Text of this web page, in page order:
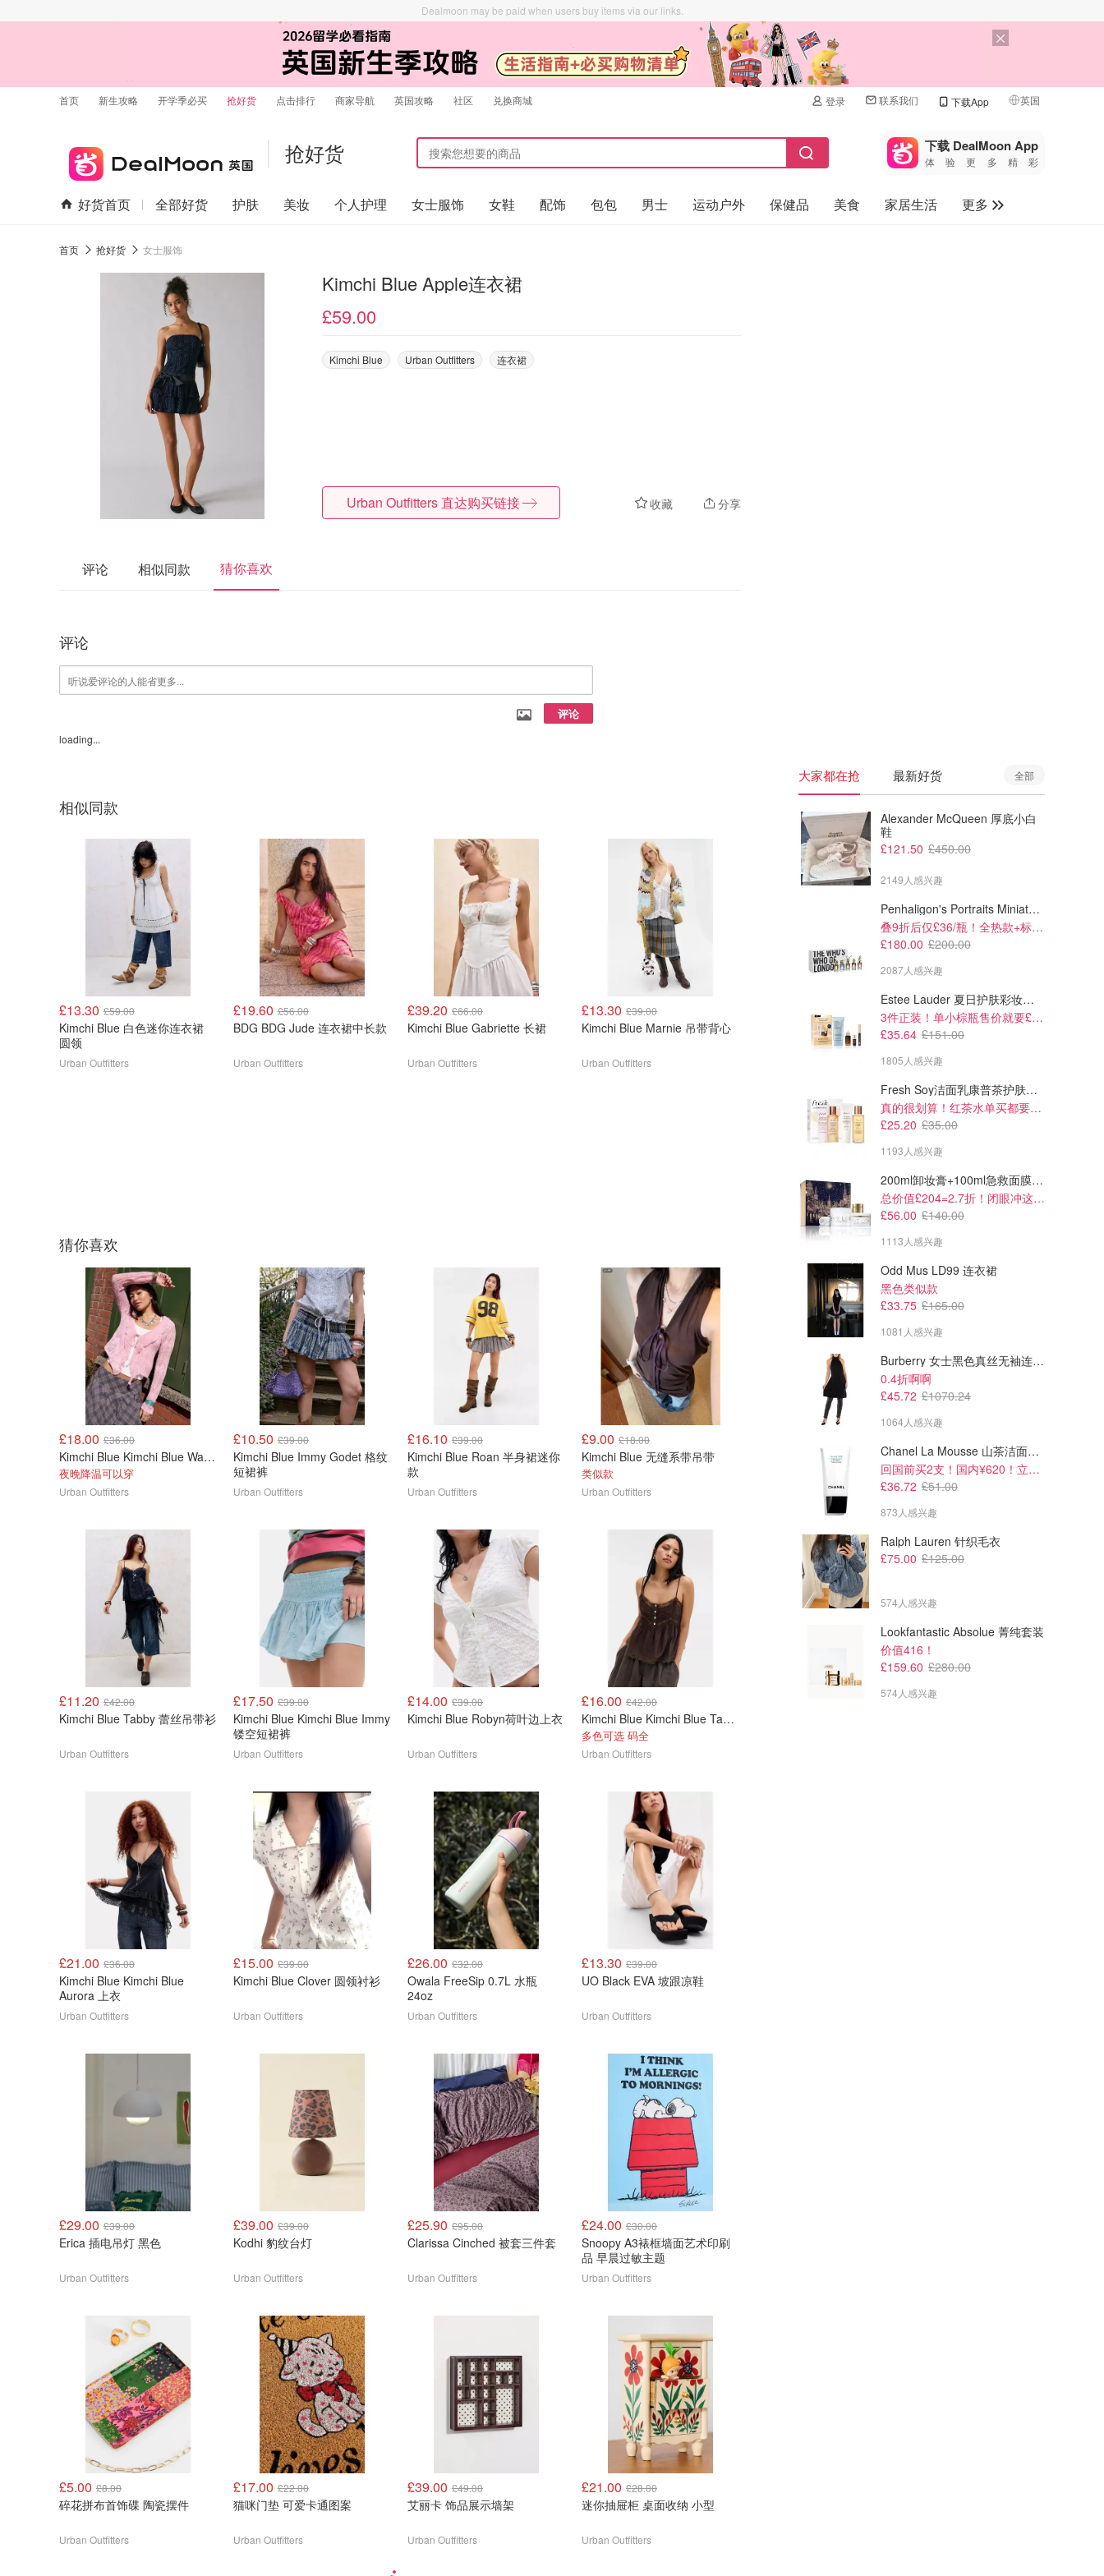
Dealmoon may be paid when users buy items via our links.
首页 新生攻略 开学季必买 抢好货 点击排行 商家导航 英国攻略 社区 兑换商城 登录 联系我们 下载App 英国
🇺🇸
🇨🇳 中国
🇨🇦加拿大
抢好货 下载 DealMoon App
体验更多精彩
好货首页 全部好货 护肤 美妆 个人护理 女士服饰 女鞋 配饰 包包 男士 运动户外 保健品 美食 家居生活
更多
首页 抢好货 女士服饰
Kimchi Blue Apple连衣裙
£59.00
Kimchi Blue Urban Outfitters 连衣裙
收藏 分享
Urban Outfitters 直达购买链接
评论 相似同款 猜你喜欢
评论
评论
loading...
相似同款
£13.30 £59.00
Kimchi Blue 白色迷你连衣裙
圆领
Urban Outfitters
£19.60 £56.00
BDG BDG Jude 连衣裙中长款
Urban Outfitters
£39.20 £66.00
Kimchi Blue Gabriette 长裙
Urban Outfitters
£13.30 £39.00
Kimchi Blue Marnie 吊带背心
Urban Outfitters
£49.00
Urban Outfitters UO Petit
Fours 连衣裙
£20.00 £49.00
Kimchi Blue Kimchi Blue 连体
短裤褶皱设计
Urban Outfitters
猜你喜欢
£18.00 £36.00
Kimchi Blue Kimchi Blue Waterfall 女士开衫
夜晚降温可以穿
Urban Outfitters
£10.50 £39.00
Kimchi Blue Immy Godet 格纹
短裙裤
Urban Outfitters
£16.10 £39.00
Kimchi Blue Roan 半身裙迷你
款
Urban Outfitters
£9.00 £18.00
Kimchi Blue 无缝系带吊带
类似款
Urban Outfitters
£11.20 £42.00
Kimchi Blue Tabby 蕾丝吊带衫
Urban Outfitters
£17.50 £39.00
Kimchi Blue Kimchi Blue Immy
镂空短裙裤
Urban Outfitters
£14.00 £39.00
Kimchi Blue Robyn荷叶边上衣
Urban Outfitters
£16.00 £42.00
Kimchi Blue Kimchi Blue Tabby 蕾丝吊带上衣
多色可选 码全
Urban Outfitters
£21.00 £36.00
Kimchi Blue Kimchi Blue
Aurora 上衣
Urban Outfitters
£15.00 £39.00
Kimchi Blue Clover 圆领衬衫
Urban Outfitters
£26.00 £32.00
Owala FreeSip 0.7L 水瓶
24oz
Urban Outfitters
£13.30 £39.00
UO Black EVA 坡跟凉鞋
Urban Outfitters
£29.00 £39.00
Erica 插电吊灯 黑色
Urban Outfitters
£39.00 £39.00
Kodhi 豹纹台灯
Urban Outfitters
£25.90 £95.00
Clarissa Cinched 被套三件套
Urban Outfitters
£24.00 £30.00
Snoopy A3裱框墙面艺术印刷
品 早晨过敏主题
Urban Outfitters
£5.00 £8.00
碎花拼布首饰碟 陶瓷摆件
Urban Outfitters
£17.00 £22.00
猫咪门垫 可爱卡通图案
Urban Outfitters
£39.00 £49.00
艾丽卡 饰品展示墙架
Urban Outfitters
£21.00 £28.00
迷你抽屉柜 桌面收纳 小型
Urban Outfitters
大家都在抢 最新好货 全部
Alexander McQueen 厚底小白
鞋
£121.50 £450.00
2149人感兴趣
Penhaligon's Portraits Miniature Collection 香氛套装 5瓶装
叠9折后仅£36/瓶！全热款+标志性兽首头
£180.00 £200.00
2087人感兴趣
Estee Lauder 夏日护肤彩妆礼盒
3件正装！单小棕瓶售价就要£65！
£35.64 £151.00
1805人感兴趣
Fresh Soy洁面乳康普茶护肤套装 100ml
真的很划算！红茶水单买都要£35！
£25.20 £35.00
1193人感兴趣
200ml卸妆膏+100ml急救面膜+面霜+洁颜布
总价值£204=2.7折！闭眼冲这套！
£56.00 £140.00
1113人感兴趣
Odd Mus LD99 连衣裙
黑色类似款
£33.75 £165.00
1081人感兴趣
Burberry 女士黑色真丝无袖连衣裙
0.4折啊啊
£45.72 £1070.24
1064人感兴趣
Chanel La Mousse 山茶洁面乳 150ml
回国前买2支！国内¥620！立省近一半！
£36.72 £51.00
873人感兴趣
Ralph Lauren 针织毛衣
£75.00 £125.00
574人感兴趣
Lookfantastic Absolue 菁纯套装
价值416！
£159.60 £280.00
574人感兴趣